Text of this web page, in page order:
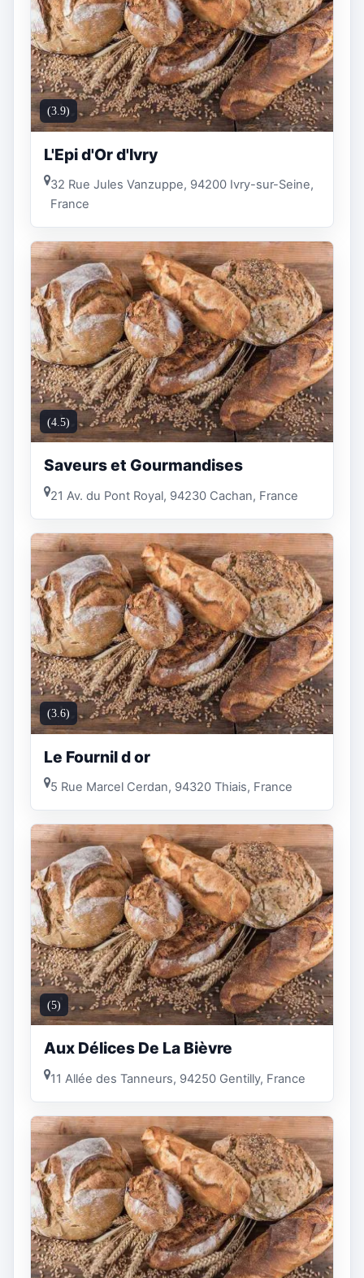
(3.9)
L'Epi d'Or d'Ivry
32 Rue Jules Vanzuppe, 94200 Ivry-sur-Seine,
France
(4.5)
Saveurs et Gourmandises
21 Av. du Pont Royal, 94230 Cachan, France
(3.6)
Le Fournil d or
5 Rue Marcel Cerdan, 94320 Thiais, France
(5)
Aux Délices De La Bièvre
11 Allée des Tanneurs, 94250 Gentilly, France